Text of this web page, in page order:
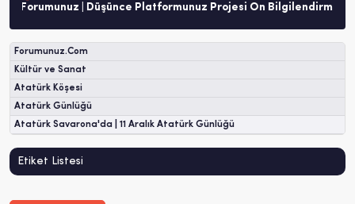
Forumunuz | Düşünce Platformunuz Projesi Ön Bilgilendirme
Forumunuz.Com
Kültür ve Sanat
Atatürk Köşesi
Atatürk Günlüğü
Atatürk Savarona'da | 11 Aralık Atatürk Günlüğü
Etiket Listesi